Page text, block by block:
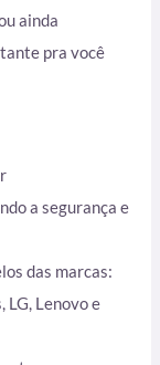
ainda
pra você
a segurança e
das marcas:
LG, Lenovo e